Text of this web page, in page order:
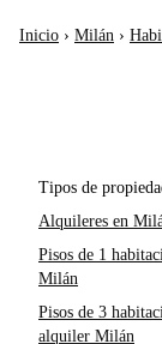
Inicio › Milán ›
Tipos de
Alquileres en
Pisos de 1
Milán
Pisos de 3
alquiler Milán